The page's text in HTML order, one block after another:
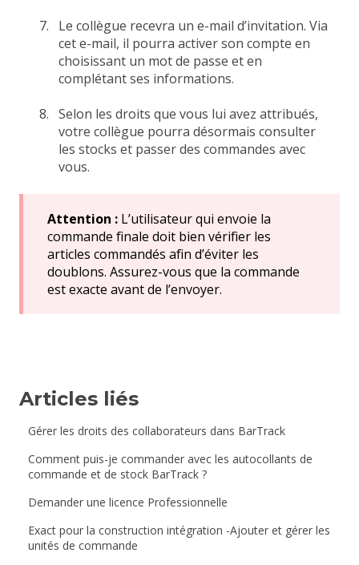
Le collègue recevra un e-mail d’invitation. Via
cet e-mail, il pourra activer son compte en
choisissant un mot de passe et en
complétant ses informations.
Selon les droits que vous lui avez attribués,
votre collègue pourra désormais consulter
les stocks et passer des commandes avec
vous.
Attention : L’utilisateur qui envoie la
commande finale doit bien vérifier les
articles commandés afin d’éviter les
doublons. Assurez-vous que la commande
est exacte avant de l’envoyer.
Articles liés
Gérer les droits des collaborateurs dans BarTrack
Comment puis-je commander avec les autocollants de
commande et de stock BarTrack ?
Demander une licence Professionnelle
Exact pour la construction intégration -Ajouter et gérer les
unités de commande